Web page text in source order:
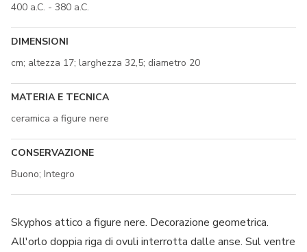
400 a.C. - 380 a.C.
DIMENSIONI
cm; altezza 17; larghezza 32,5; diametro 20
MATERIA E TECNICA
ceramica a figure nere
CONSERVAZIONE
Buono; Integro
Skyphos attico a figure nere. Decorazione geometrica.
All'orlo doppia riga di ovuli interrotta dalle anse. Sul ventre